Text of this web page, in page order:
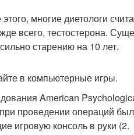
многие диетологи
всего, тестостерона.
старению на 10 лет.
в компьютерные игры.
American
проведении операций
игровую консоль в руки (2.